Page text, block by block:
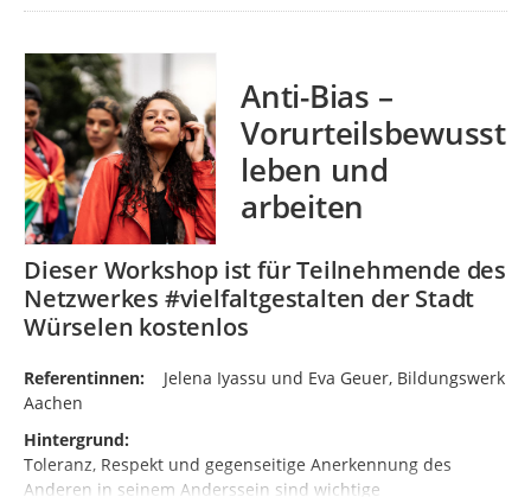
Anti-Bias –
Vorurteilsbewusst
leben und
arbeiten
Dieser Workshop ist für Teilnehmende des
Netzwerkes #vielfaltgestalten der Stadt
Würselen kostenlos
Referentinnen: Jelena Iyassu und Eva Geuer, Bildungswerk
Aachen
Hintergrund:
Toleranz, Respekt und gegenseitige Anerkennung des
Anderen in seinem Anderssein sind wichtige